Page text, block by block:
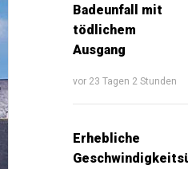
Badeunfall mit
tödlichem
Ausgang
vor 23 Tagen 2 Stunden
Erhebliche